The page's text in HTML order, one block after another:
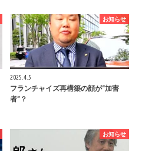
お知らせ
2025.4.5
フランチャイズ再構築の顔が“加害
者”？
お知らせ